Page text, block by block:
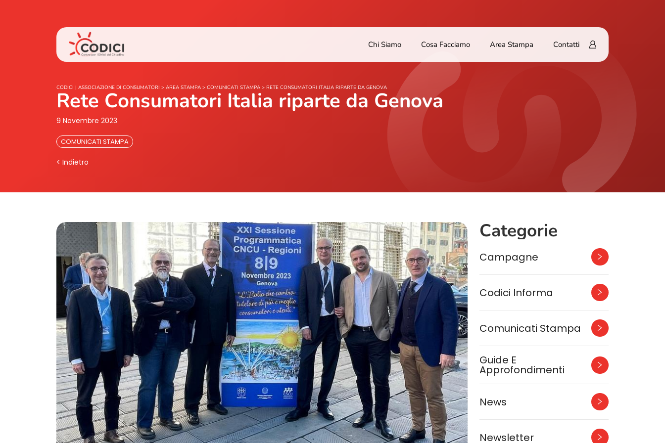
Chi Siamo Cosa Facciamo Area Stampa Contatti
CODICI | ASSOCIAZIONE DI CONSUMATORI > AREA STAMPA > COMUNICATI STAMPA > RETE CONSUMATORI ITALIA RIPARTE DA GENOVA
Rete Consumatori Italia riparte da Genova
9 Novembre 2023
COMUNICATI STAMPA
< Indietro
Categorie
Campagne
Codici Informa
Comunicati Stampa
Guide E
Approfondimenti
News
Newsletter